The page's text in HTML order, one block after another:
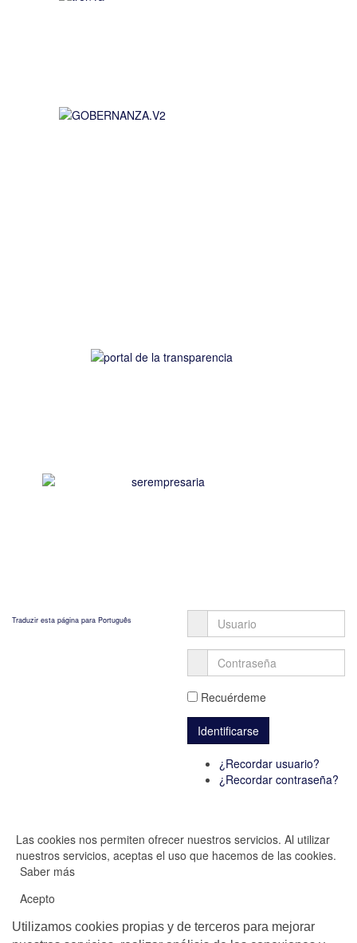
Traduzir esta página para Português
Recuérdeme
¿Recordar usuario?
¿Recordar contraseña?
Las cookies nos permiten ofrecer nuestros servicios. Al utilizar
nuestros servicios, aceptas el uso que hacemos de las cookies.
Saber más
Acepto
Utilizamos cookies propias y de terceros para mejorar